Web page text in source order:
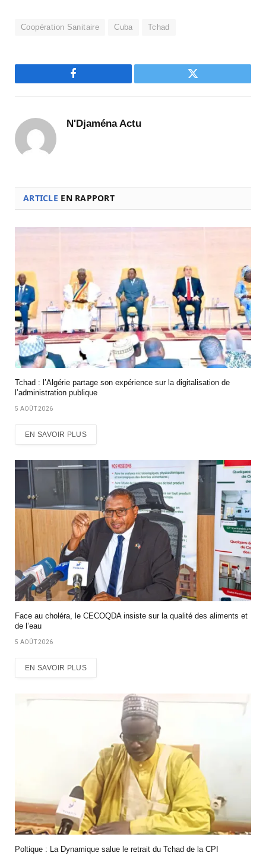
Coopération Sanitaire Cuba Tchad
Facebook Twitter
N'Djaména Actu
ARTICLE EN RAPPORT
Tchad : l’Algérie partage son expérience sur la digitalisation de
l’administration publique
5 AOÛT 2026
EN SAVOIR PLUS
Face au choléra, le CECOQDA insiste sur la qualité des aliments et
de l’eau
5 AOÛT 2026
EN SAVOIR PLUS
Poltique : La Dynamique salue le retrait du Tchad de la CPI